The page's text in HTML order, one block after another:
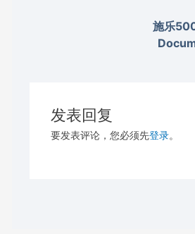
施乐
发表回复
要发表评论，您必须先登录。